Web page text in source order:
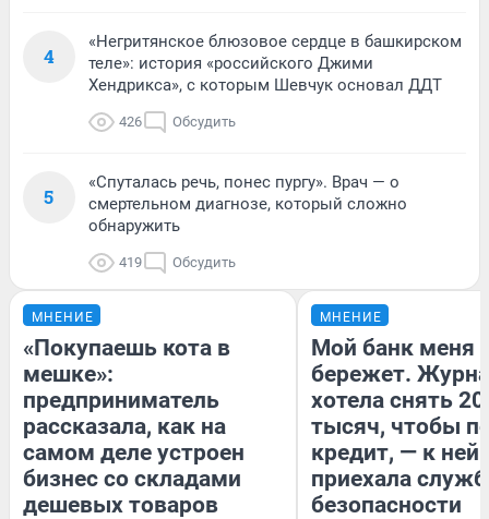
4
«Негритянское блюзовое сердце в башкирском
теле»: история «российского Джими
Хендрикса», с которым Шевчук основал ДДТ
426 Обсудить
5
«Спуталась речь, понес пургу». Врач — о
смертельном диагнозе, который сложно
обнаружить
419 Обсудить
МНЕНИЕ
«Покупаешь кота в
мешке»:
предприниматель
рассказала, как на
самом деле устроен
бизнес со складами
дешевых товаров
МНЕНИЕ
Мой банк меня
бережет.
хотела снять
тысяч, чтобы
кредит, — к
приехала
безопасности